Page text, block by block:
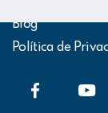
Blog
Política de